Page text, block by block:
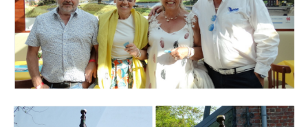
Branding